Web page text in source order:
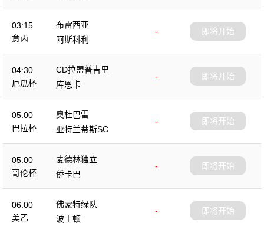
03:15
意丙
布雷西亚
-
阿斯科利
即将开始
04:30
厄瓜杯
CD拉盟普吉里
-
库恩卡
即将开始
05:00
巴拉杯
奥杜巴雷
-
亚特兰蒂斯SC
即将开始
05:00
哥伦杯
麦德林独立
-
侨卡巴
即将开始
06:00
美乙
佛蒙特绿队
-
波士顿
即将开始